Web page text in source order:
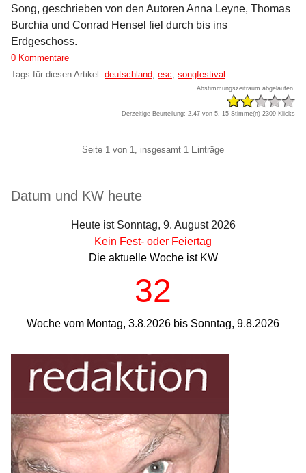
Song, geschrieben von den Autoren Anna Leyne, Thomas
Burchia und Conrad Hensel fiel durch bis ins
Erdgeschoss.
0 Kommentare
Tags für diesen Artikel: deutschland, esc, songfestival
Abstimmungszeitraum abgelaufen.
Derzeitige Beurteilung: 2.47 von 5, 15 Stimme(n) 2309 Klicks
Seite 1 von 1, insgesamt 1 Einträge
Seitenleiste
Datum und KW heute
Heute ist Sonntag, 9. August 2026
Kein Fest- oder Feiertag
Die aktuelle Woche ist KW
32
Woche vom Montag, 3.8.2026 bis Sonntag, 9.8.2026